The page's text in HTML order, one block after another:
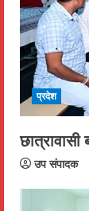
e
a
d
i
n
g
प्रदेश
उप संपादक